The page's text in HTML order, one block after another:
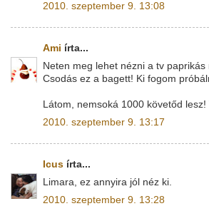
2010. szeptember 9. 13:08
Ami írta...
Neten meg lehet nézni a tv
Csodás ez a bagett! Ki fogom
Látom, nemsoká 1000 követőd lesz!
2010. szeptember 9. 13:17
Icus írta...
Limara, ez annyira jól néz ki.
2010. szeptember 9. 13:28